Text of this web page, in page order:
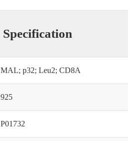
Specification
MAL; p32; Leu2; CD8A
925
P01732